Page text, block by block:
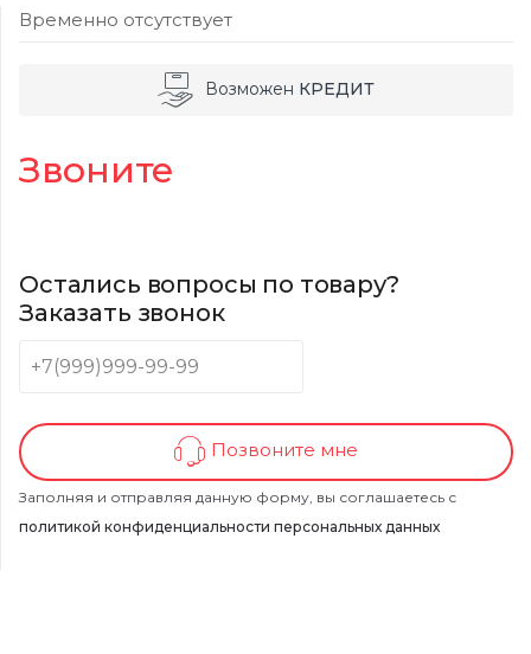
Временно отсутствует
Возможен КРЕДИТ
Звоните
Остались вопросы по товару?
Заказать звонок
Позвоните мне
Заполняя и отправляя данную форму, вы соглашаетесь с
политикой конфиденциальности персональных данных